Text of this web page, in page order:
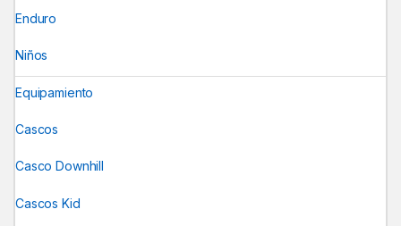
Enduro
Niños
Equipamiento
Cascos
Casco Downhill
Cascos Kid